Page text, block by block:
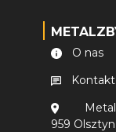
O nas
959 Olsztyn